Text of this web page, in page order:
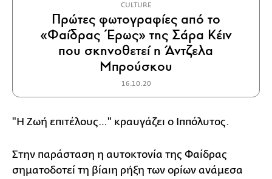
CULTURE
Πρώτες φωτογραφίες από το
«Φαίδρας Έρως» της Σάρα Κέιν
που σκηνοθετεί η Άντζελα
Μπρούσκου
16.10.20
"Η Ζωή επιτέλους…" κραυγάζει ο Ιππόλυτος.
Στην παράσταση η αυτοκτονία της Φαίδρας
σηματοδοτεί τη βίαιη ρήξη των ορίων ανάμεσα